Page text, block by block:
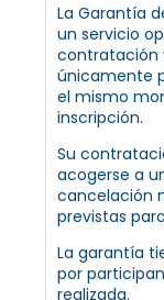
La Garantía
un servicio
contratación
únicamente
el mismo
inscripción.
Su
acogerse a
cancelación
previstas
La garantía
por
realizada.